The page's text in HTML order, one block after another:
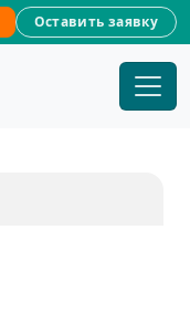
Оставить заявку